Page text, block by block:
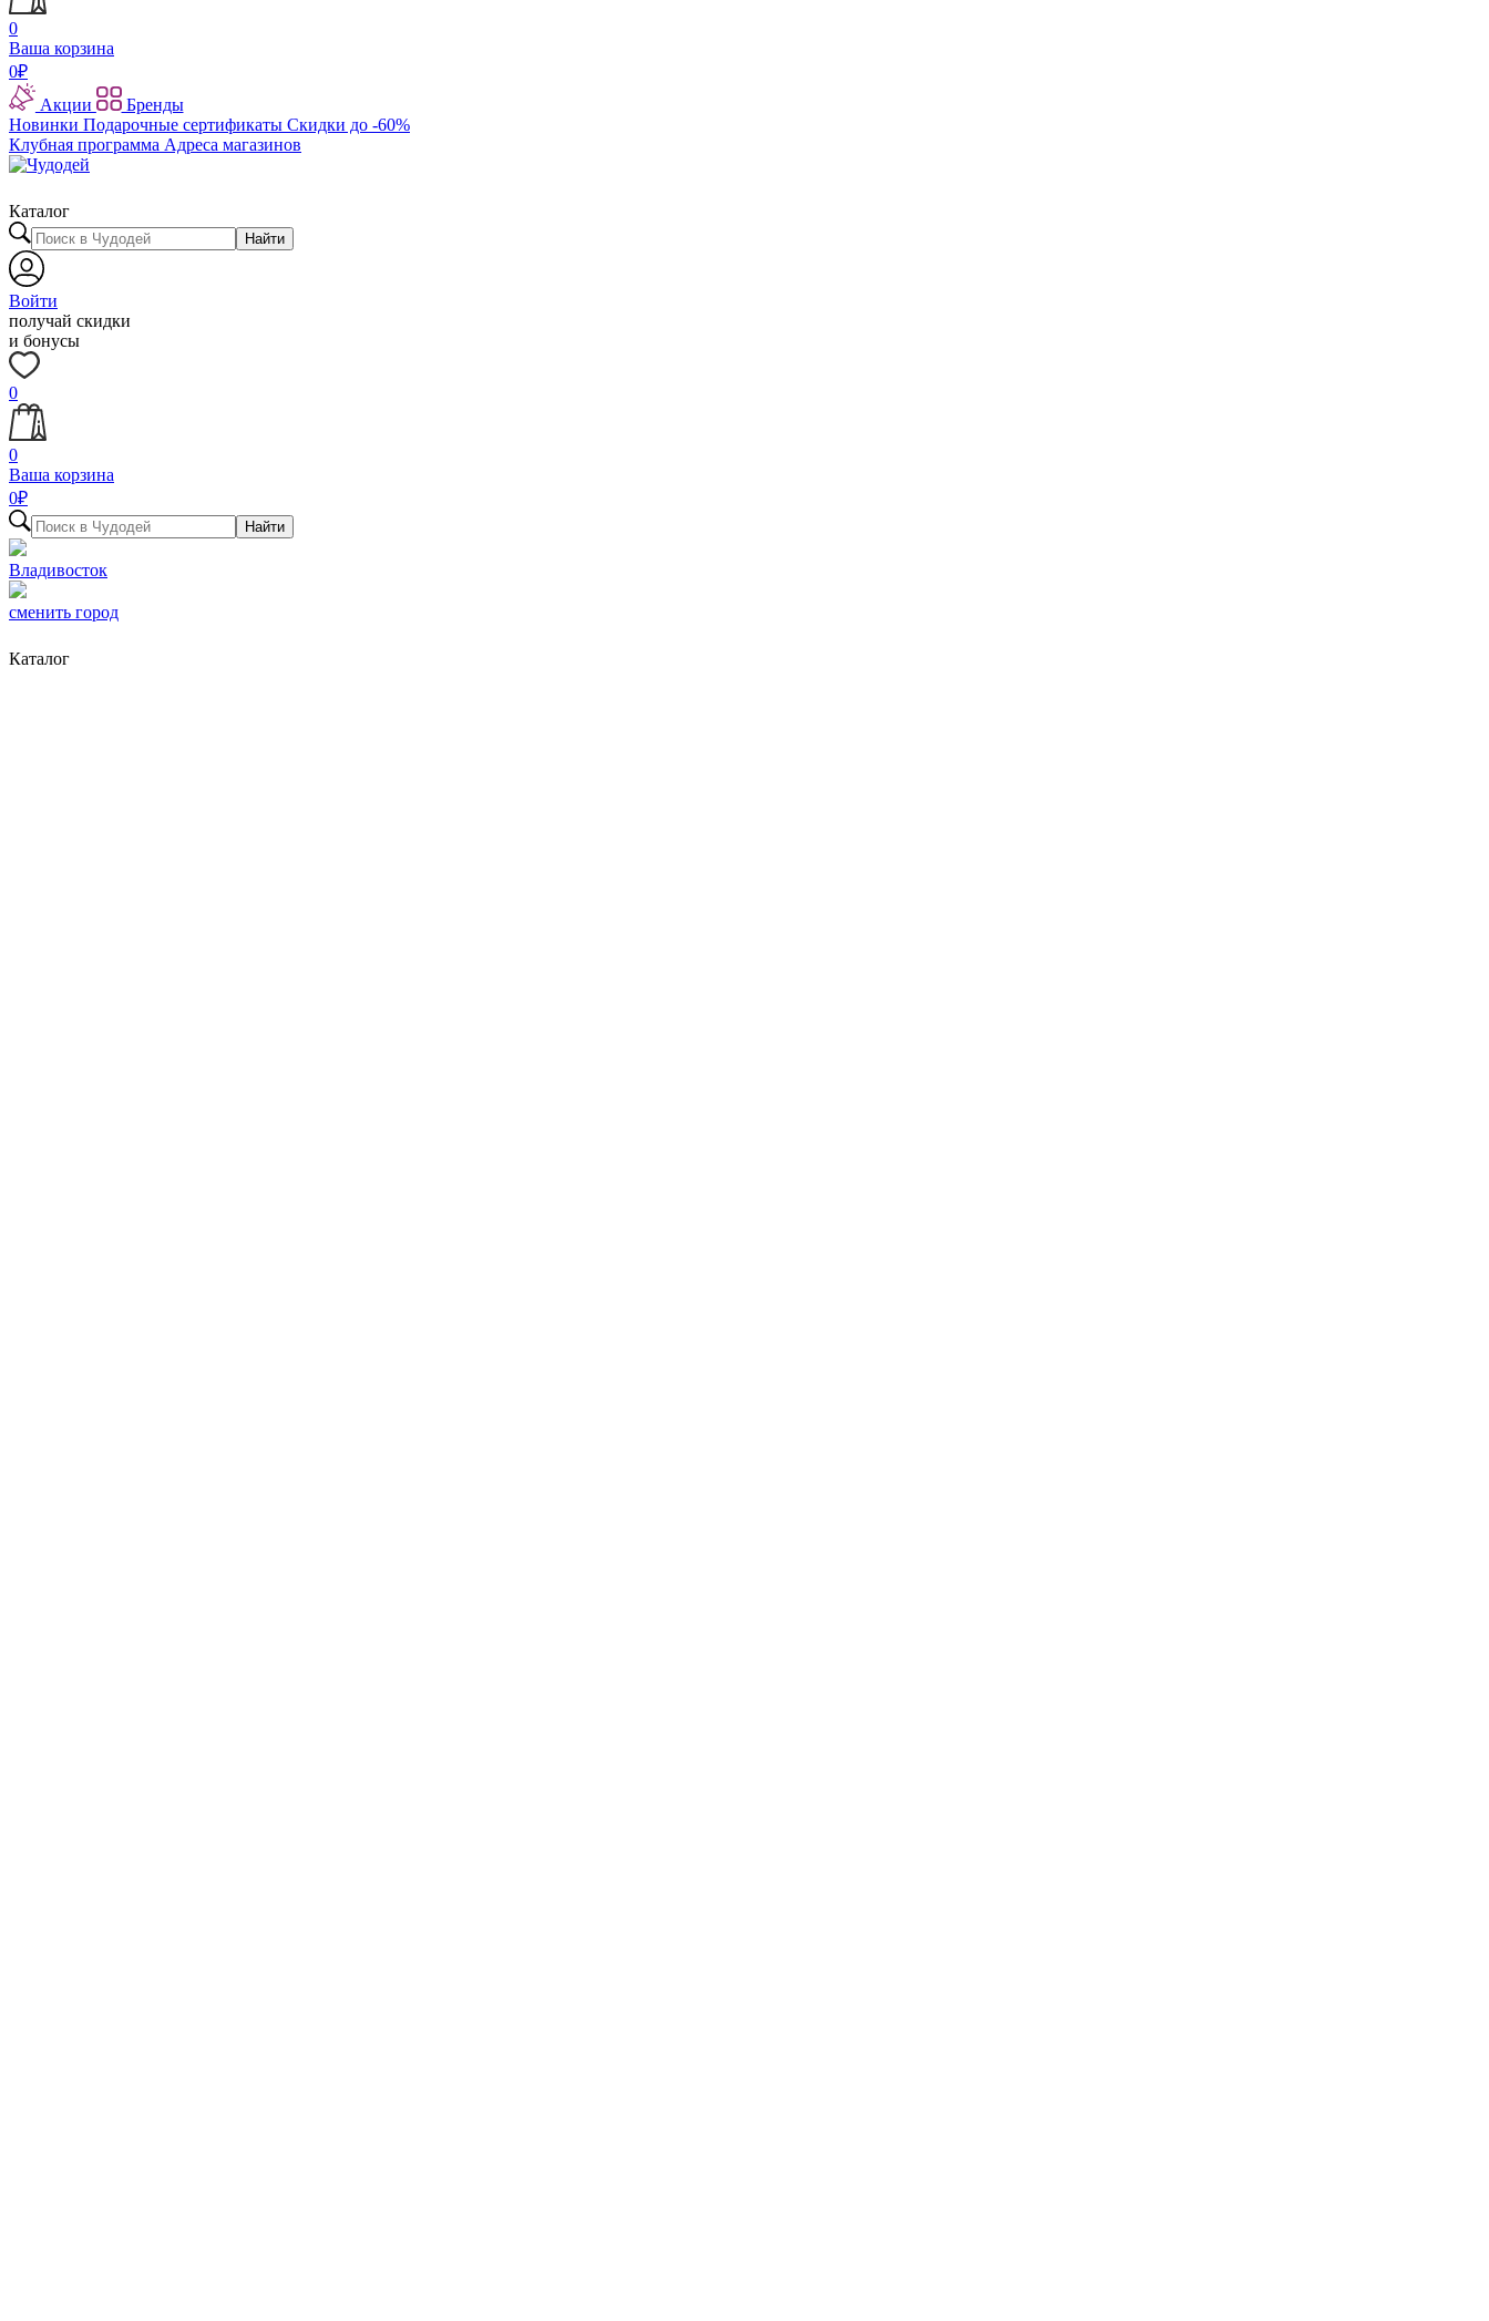
0
Ваша корзина
0₽
Акции
Бренды
Новинки Подарочные сертификаты Скидки до -60%
Клубная программа Адреса магазинов
Каталог
Найти
Войти
получай скидки
и бонусы
0
0
Ваша корзина
0₽
Найти
Владивосток
сменить город
Каталог